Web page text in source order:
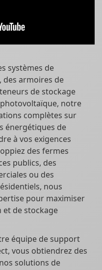
systèmes de
des armoires de
de stockage
notre
complètes sur
énergétiques de
à vos exigences
des fermes
publics, des
ou des
nous
pour maximiser
et de stockage
équipe de support
vous obtiendrez des
solutions de